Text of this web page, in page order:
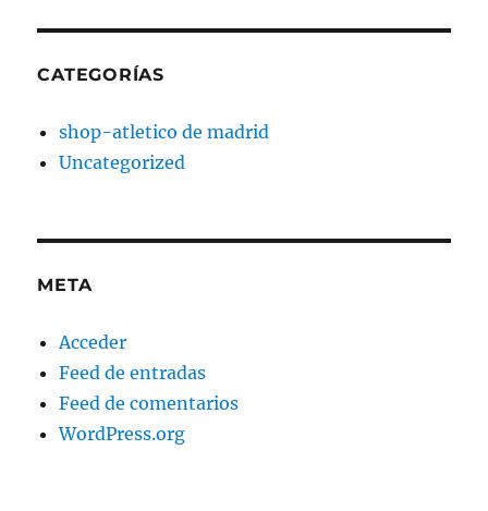
CATEGORÍAS
shop-atletico de madrid
Uncategorized
META
Acceder
Feed de entradas
Feed de comentarios
WordPress.org